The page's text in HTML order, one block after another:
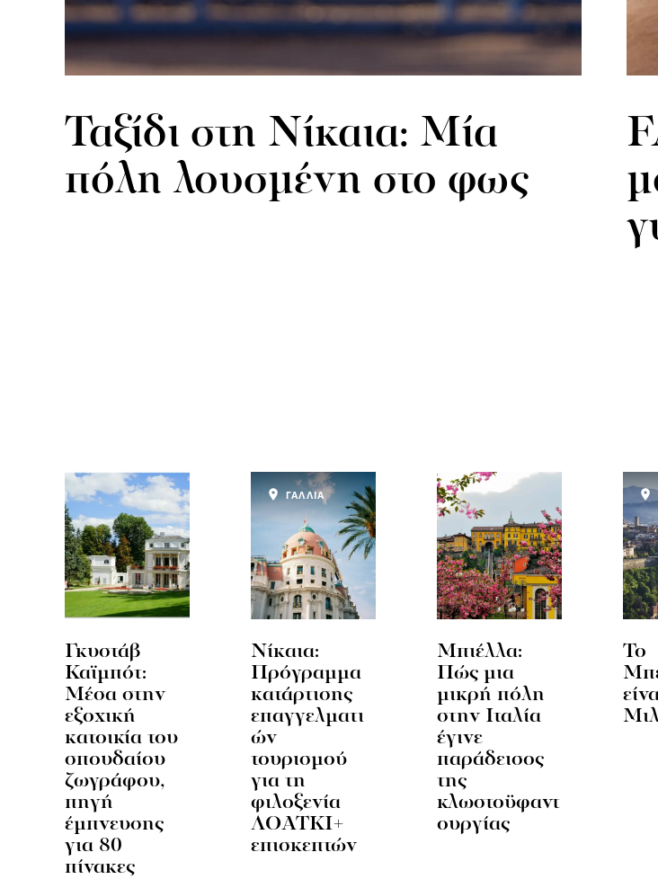
Ταξίδι στη Νίκαια: Μία
πόλη λουσμένη στο φως
Γκυστάβ
Καϊμπότ:
Μέσα στην
εξοχική
κατοικία του
σπουδαίου
ζωγράφου,
πηγή
έμπνευσης
για 80
πίνακες
Νίκαια:
Πρόγραμμα
κατάρτισης
επαγγελματι
ών
τουρισμού
για τη
φιλοξενία
ΛΟΑΤΚΙ+
επισκεπτών
ΓΑΛΛΙΑ
Μπιέλλα:
Πώς μια
μικρή πόλη
στην Ιταλία
έγινε
παράδεισος
της
κλωστοϋφαντ
ουργίας
Το